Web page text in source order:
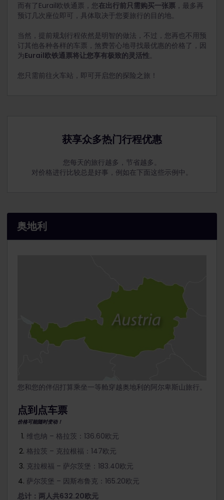
而有了Eurail欧铁通票，您在出行前只需购买一张票 ，最多再
预订几次座位即可，具体取决于您要旅行的目的地。
当然，提前规划行程依然是明智的做法，不过，您再也不用预
订其他各种各样的车票，煞费苦心地寻找最优惠的价格了，因
为Eurail欧铁通票将让您享有极致的灵活性
您只需前往火车站，即可开启您的探险之旅！
获享众多热门行程优惠
您每天的旅行越多，节省越多。
对价格进行比较总是好事，例如在下面这些示例中。
奥地利
您和您的伴侣打算乘坐一等舱穿越奥地利的阿尔卑斯山旅行。
点到点车票
价格可能随时变动！
维也纳 – 格拉茨：136.60欧元
格拉茨 – 克拉根福：147欧元
克拉根福 – 萨尔茨堡：183.40欧元
萨尔茨堡 – 因斯布鲁克：165.20欧元
总计：两人共632.20欧元